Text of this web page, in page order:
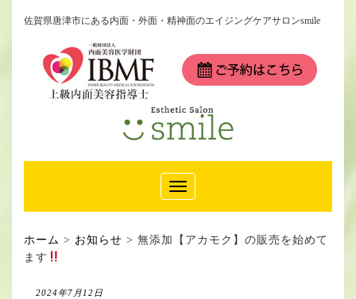
佐賀県唐津市にある内面・外面・精神面のエイジングケアサロンsmile
Toggle
Navigation
ホーム > お知らせ > 無添加【アカモク】の販売を始めて
ます
2024年7月12日